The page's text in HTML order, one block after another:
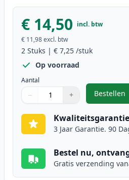
€ 14,50 incl. btw
€ 11,98excl. btw
2 Stuks | € 7,25 /stuk
Op voorraad
Aantal
Gebruik de knoppen om aan te
− +
1
Bestellen
,2
Kwaliteitsgarantie
3 Jaar Garantie. 90
Bestel nu,
Gratis verzending